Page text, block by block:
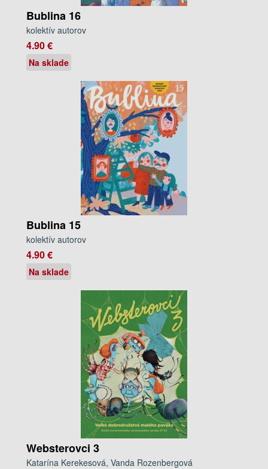
Bublina 16
kolektív autorov
4.90 €
Na sklade
Bublina 15
kolektív autorov
4.90 €
Na sklade
Websterovci 3
Katarína Kerekesová, Vanda Rozenbergová